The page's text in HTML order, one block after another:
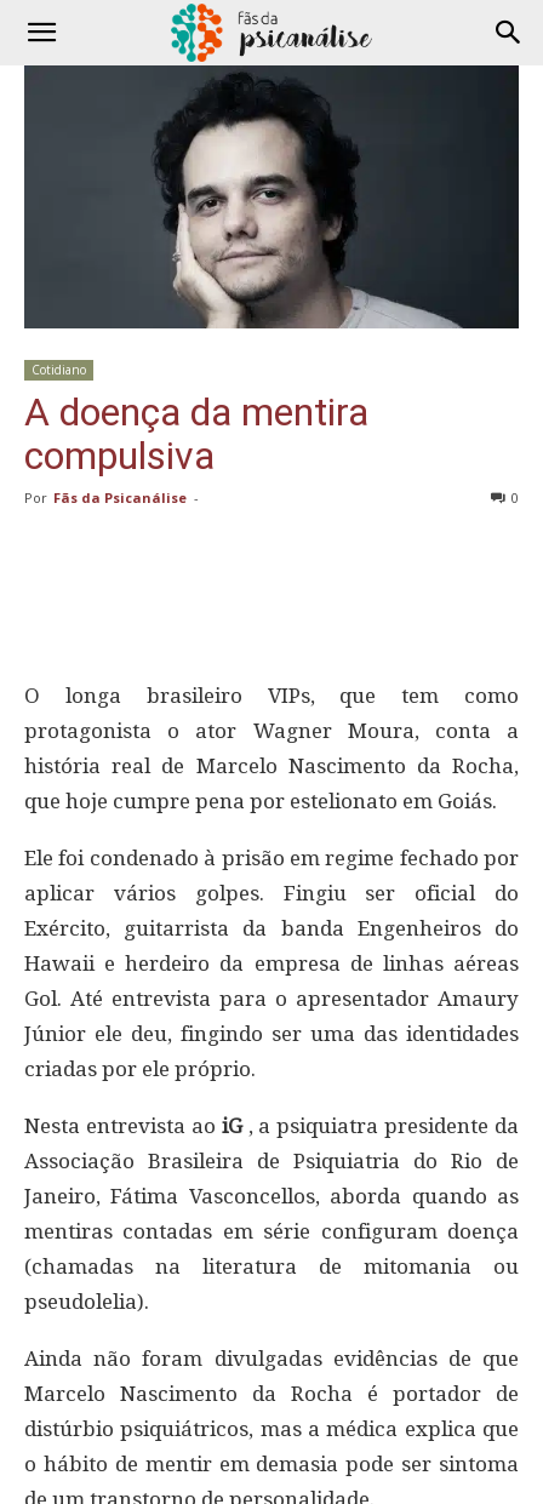
Cotidiano
A doença da mentira
compulsiva
Por Fãs da Psicanálise - 0
O longa brasileiro VIPs, que tem como
protagonista o ator Wagner Moura, conta a
história real de Marcelo Nascimento da Rocha,
que hoje cumpre pena por estelionato em Goiás.
Ele foi condenado à prisão em regime fechado por
aplicar vários golpes. Fingiu ser oficial do
Exército, guitarrista da banda Engenheiros do
Hawaii e herdeiro da empresa de linhas aéreas
Gol. Até entrevista para o apresentador Amaury
Júnior ele deu, fingindo ser uma das identidades
criadas por ele próprio.
Nesta entrevista ao iG, a psiquiatra presidente da
Associação Brasileira de Psiquiatria do Rio de
Janeiro, Fátima Vasconcellos, aborda quando as
mentiras contadas em série configuram doença
(chamadas na literatura de mitomania ou
pseudolelia).
Ainda não foram divulgadas evidências de que
Marcelo Nascimento da Rocha é portador de
distúrbio psiquiátricos, mas a médica explica que
o hábito de mentir em demasia pode ser sintoma
de um transtorno de personalidade.